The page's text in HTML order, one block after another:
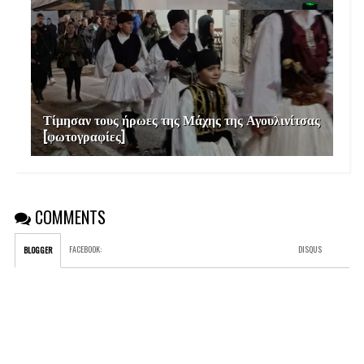
Τίμησαν τους ήρωες της Μάχης της Αγουλινίτσας
[φωτογραφίες]
COMMENTS
BLOGGER FACEBOOK: DISQUS